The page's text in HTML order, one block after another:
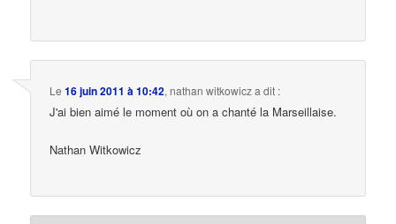
Le16 juin 2011 à 10:42,nathan witkowicza dit :
J'ai bien aimé le moment où on a chanté la Marseillaise.
Nathan Witkowicz